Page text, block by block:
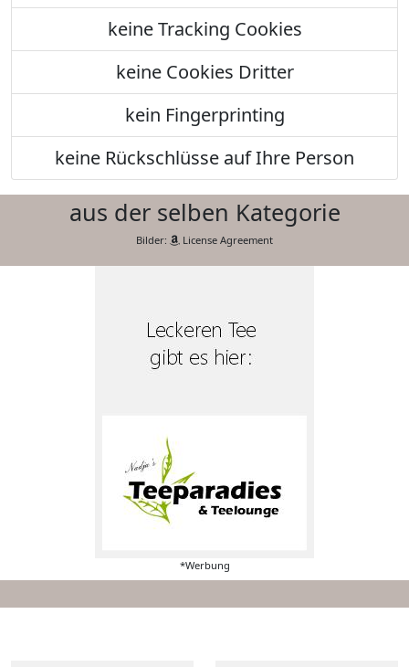
keine Tracking Cookies
keine Cookies Dritter
kein Fingerprinting
keine Rückschlüsse auf Ihre Person
aus der selben Kategorie
Bilder: License Agreement
*Werbung